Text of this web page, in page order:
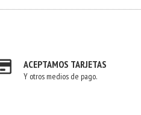
ACEPTAMOS TARJETAS
Y otros medios de pago.